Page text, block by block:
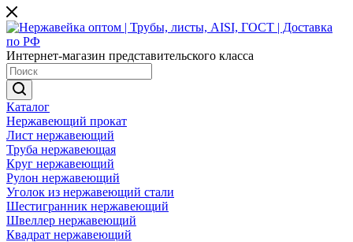
Интернет-магазин представительского класса
Каталог
Нержавеющий прокат
Лист нержавеющий
Труба нержавеющая
Круг нержавеющий
Рулон нержавеющий
Уголок из нержавеющий стали
Шестигранник нержавеющий
Швеллер нержавеющий
Квадрат нержавеющий